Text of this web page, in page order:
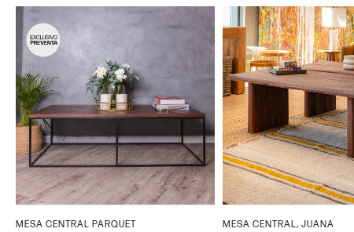
MESA CENTRAL PARQUET MESA CENTRAL, JUANA